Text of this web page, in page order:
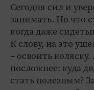
Сегодня сил и
занимать. Но что
когда даже
К слову, на это
– освоить
посложнее: куда
стать полезным?